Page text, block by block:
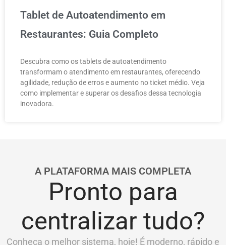
Tablet de Autoatendimento em
Restaurantes: Guia Completo
Descubra como os tablets de autoatendimento
transformam o atendimento em restaurantes, oferecendo
agilidade, redução de erros e aumento no ticket médio. Veja
como implementar e superar os desafios dessa tecnologia
inovadora.
A PLATAFORMA MAIS COMPLETA
Pronto para
centralizar tudo?
Conheça o melhor sistema, hoje! É moderno, rápido e